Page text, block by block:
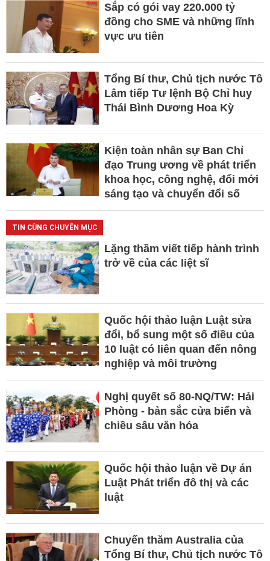
Sắp có gói vay 220.000 tỷ
đồng cho SME và những lĩnh
vực ưu tiên
Tổng Bí thư, Chủ tịch nước Tô
Lâm tiếp Tư lệnh Bộ Chỉ huy
Thái Bình Dương Hoa Kỳ
Kiện toàn nhân sự Ban Chỉ
đạo Trung ương về phát triển
khoa học, công nghệ, đổi mới
sáng tạo và chuyển đổi số
TIN CÙNG CHUYÊN MỤC
Lặng thầm viết tiếp hành trình
trở về của các liệt sĩ
Quốc hội thảo luận Luật sửa
đổi, bổ sung một số điều của
10 luật có liên quan đến nông
nghiệp và môi trường
Nghị quyết số 80-NQ/TW: Hải
Phòng - bản sắc cửa biển và
chiều sâu văn hóa
Quốc hội thảo luận về Dự án
Luật Phát triển đô thị và các
luật
Chuyến thăm Australia của
Tổng Bí thư, Chủ tịch nước Tô